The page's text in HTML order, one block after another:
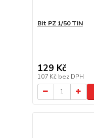
Bit PZ 1/50 TIN
129 Kč
107 Kč bez DPH